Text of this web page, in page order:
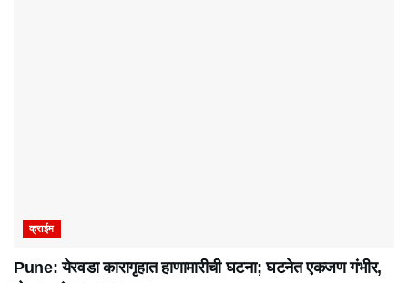
क्राईम
Pune: येरवडा कारागृहात हाणामारीची घटना; घटनेत एकजण गंभीर,